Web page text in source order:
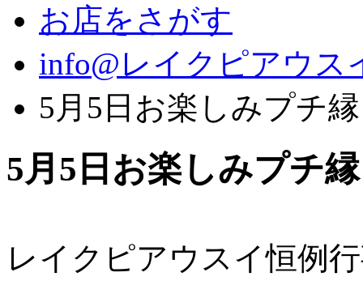
お店をさがす
info@レイクピアウス
5月5日お楽しみプチ
5月5日お楽しみプチ
レイクピアウスイ恒例